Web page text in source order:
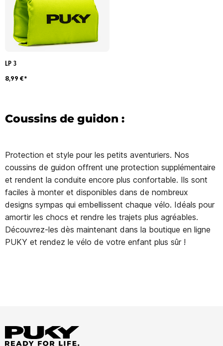
LP 3
8,99 €*
Coussins de guidon :
Protection et style pour les petits aventuriers. Nos
coussins de guidon offrent une protection supplémentaire
et rendent la conduite encore plus confortable. Ils sont
faciles à monter et disponibles dans de nombreux
designs sympas qui embellissent chaque vélo. Idéals pour
amortir les chocs et rendre les trajets plus agréables.
Découvrez-les dès maintenant dans la boutique en ligne
PUKY et rendez le vélo de votre enfant plus sûr !